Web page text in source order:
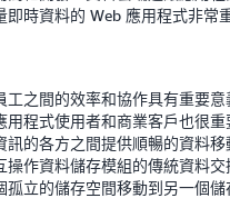
時資料的 Web 應用程式非常
之間的效率和協作具有重要意
用程式使用者和商業客戶也很
訊的各方之間提供順暢的資料
操作資料儲存模組的傳統資料
立的儲存空間移動到另一個儲